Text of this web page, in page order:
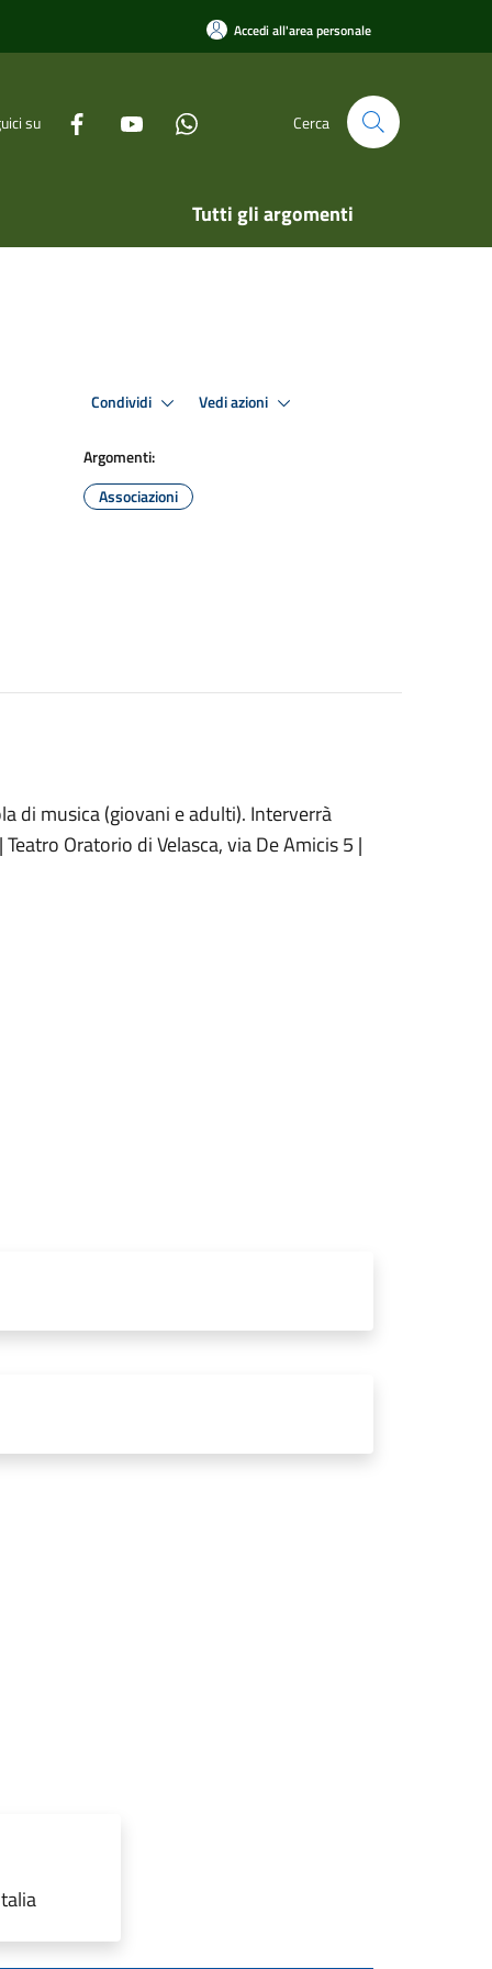
Accedi all'area personale
su Cerca
Tutti gli argomenti
Condividi Vedi azioni
Argomenti:
Associazioni
di musica (giovani e adulti). Interverrà
Oratorio di Velasca, via De Amicis 5 |